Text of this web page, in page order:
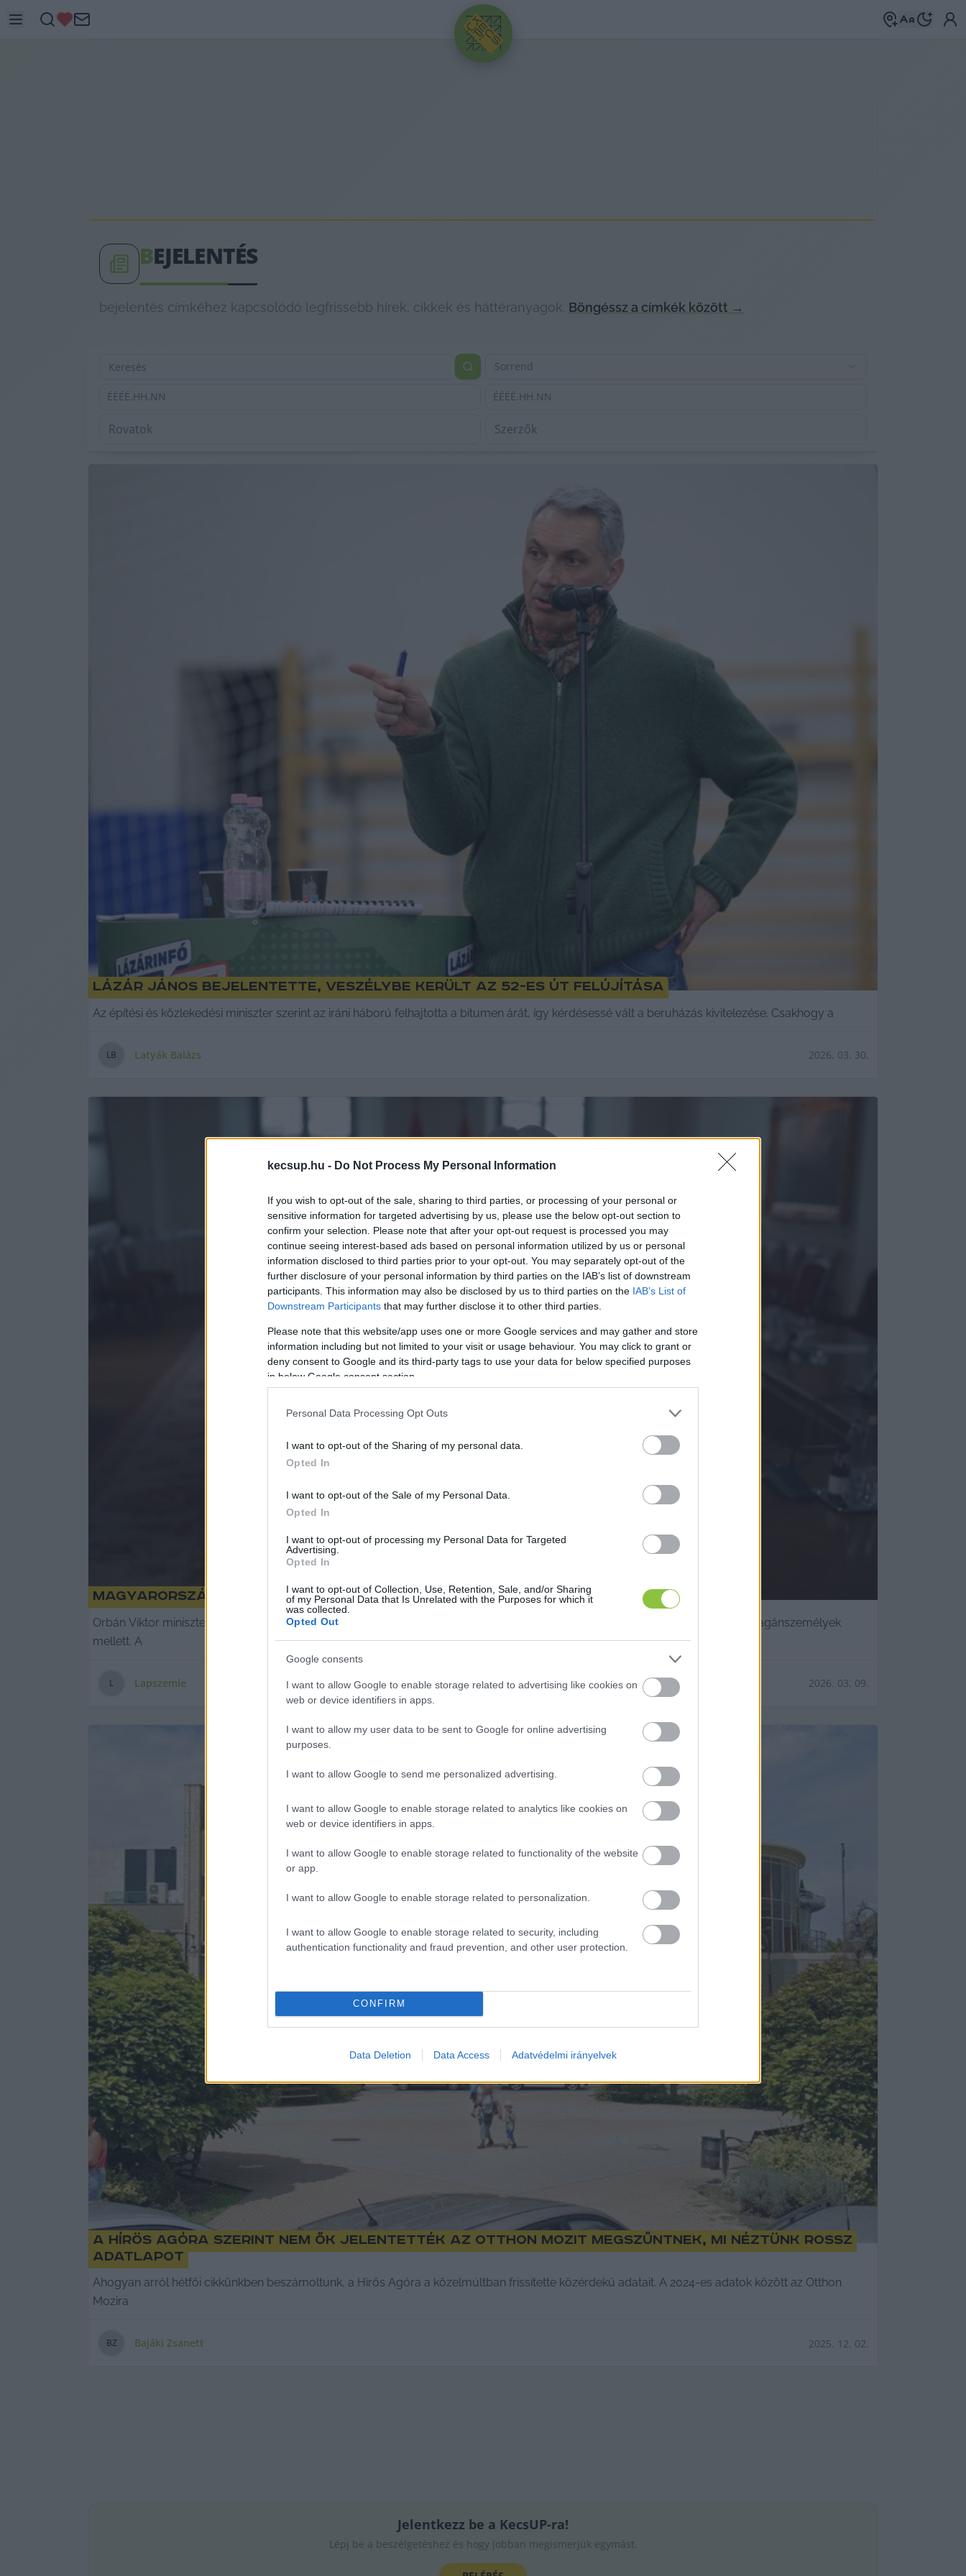
kecsup.hu - Do Not Process My Personal Information
If you wish to opt-out of the sale, sharing to third parties, or processing of your personal or
sensitive information for targeted advertising by us, please use the below opt-out section to
confirm your selection. Please note that after your opt-out request is processed you may
continue seeing interest-based ads based on personal information utilized by us or personal
information disclosed to third parties prior to your opt-out. You may separately opt-out of the
further disclosure of your personal information by third parties on the IAB’s list of downstream
participants. This information may also be disclosed by us to third parties on the IAB’s List of
Downstream Participants that may further disclose it to other third parties.
Please note that this website/app uses one or more Google services and may gather and store
information including but not limited to your visit or usage behaviour. You may click to grant or
deny consent to Google and its third-party tags to use your data for below specified purposes
in below Google consent section.
Personal Data Processing Opt Outs
I want to opt-out of the Sharing of my personal data.
Opted In
I want to opt-out of the Sale of my Personal Data.
Opted In
I want to opt-out of processing my Personal Data for Targeted
Advertising.
Opted In
I want to opt-out of Collection, Use, Retention, Sale, and/or Sharing
of my Personal Data that Is Unrelated with the Purposes for which it
was collected.
Opted Out
Google consents
I want to allow Google to enable storage related to advertising like cookies on
web or device identifiers in apps.
I want to allow my user data to be sent to Google for online advertising
purposes.
I want to allow Google to send me personalized advertising.
I want to allow Google to enable storage related to analytics like cookies on
web or device identifiers in apps.
I want to allow Google to enable storage related to functionality of the website
or app.
I want to allow Google to enable storage related to personalization.
I want to allow Google to enable storage related to security, including
authentication functionality and fraud prevention, and other user protection.
CONFIRM
Data Deletion Data Access Adatvédelmi irányelvek
HIRDETÉS
BEJELENTÉS
bejelentés címkéhez kapcsolódó legfrissebb hírek, cikkek és háttéranyagok. Böngéssz a címkék között →
Sorrend
ÉÉÉÉ.HH.NN ÉÉÉÉ.HH.NN
Lázár János bejelentette, veszélybe került az 52-es út felújítása
Az építési és közlekedési miniszter szerint az iráni háború felhajtotta a bitumen árát, így kérdésessé vált a beruházás kivitelezése. Csakhogy a
LB Latyák Balázs 2026. 03. 30.
Magyarország újra bevezeti az üzemanyag-árstopot
Orbán Viktor miniszterelnök bejelentése szerint a rendelkezés mezőgazdászokra, fuvarozókra, vállalkozókra is vonatkozik a magánszemélyek
mellett. A
L Lapszemle 2026. 03. 09.
A Hírös Agóra szerint nem ők jelentették az Otthon Mozit megszűntnek, mi néztünk rossz
adatlapot
Ahogyan arról hétfői cikkünkben beszámoltunk, a Hírös Agóra a közelmúltban frissítette közérdekű adatait. A 2024-es adatok között az Otthon
Mozira
BZ Bajáki Zsanett 2025. 12. 02.
Jelentkezz be a KecsUP-ra!
Lépj be a beszélgetéshez és hogy jobban megismerjük egymást.